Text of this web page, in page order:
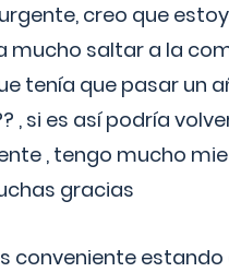
creo que
mucho saltar a la
tenía que pasar un
, si es así podría
, tengo mucho
gracias
conveniente